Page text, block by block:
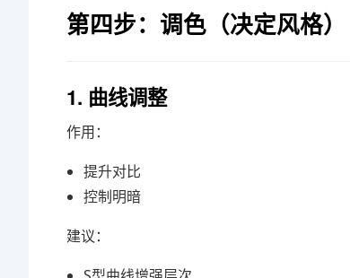
第四步：调色（决定风格）
1. 曲线调整
作用：
提升对比
控制明暗
建议：